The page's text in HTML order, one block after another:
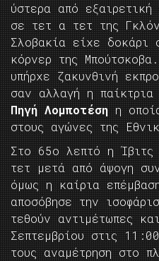
ύστερα από
σε τετ α τετ της
Σλοβακία είχε δοκάρι
κόρνερ της
υπήρχε ζακυνθινή
σαν αλλαγή η
Πηγή Λομποτέση η
στους αγώνες της
Στο 65ο λεπτό η
τετ μετά από άψογη
όμως η καίρια
αποσόβησε την
τεθούν αντιμέτωπες
Σεπτεμβρίου στις
τους αναμέτρηση στο